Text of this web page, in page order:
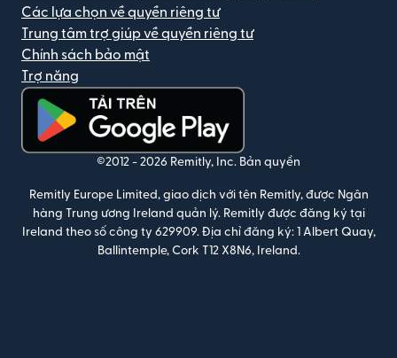
Các lựa chọn về quyền riêng tư
Trung tâm trợ giúp về quyền riêng tư
Chính sách bảo mật
Trợ năng
(mở trong cửa sổ mới)
©2012 - 2026 Remitly, Inc. Bản quyền
Remitly Europe Limited, giao dịch với tên Remitly, được Ngân
hàng Trung ương Ireland quản lý. Remitly được đăng ký tại
Ireland theo số công ty 629909. Địa chỉ đăng ký: 1 Albert Quay,
Ballintemple, Cork T12 X8N6, Ireland.